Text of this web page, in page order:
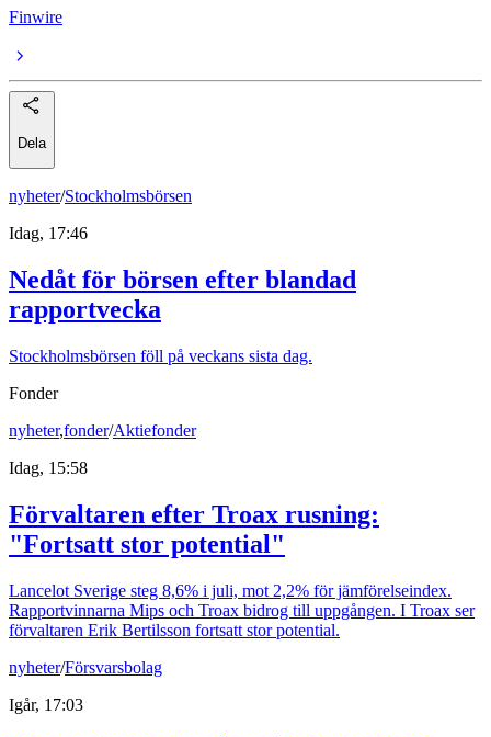
Finwire
Dela
nyheter/Stockholmsbörsen
Idag, 17:46
Nedåt för börsen efter blandad
rapportvecka
Stockholmsbörsen föll på veckans sista dag.
Fonder
nyheter,fonder/Aktiefonder
Idag, 15:58
Förvaltaren efter Troax rusning:
"Fortsatt stor potential"
Lancelot Sverige steg 8,6% i juli, mot 2,2% för jämförelseindex.
Rapportvinnarna Mips och Troax bidrog till uppgången. I Troax ser
förvaltaren Erik Bertilsson fortsatt stor potential.
nyheter/Försvarsbolag
Igår, 17:03